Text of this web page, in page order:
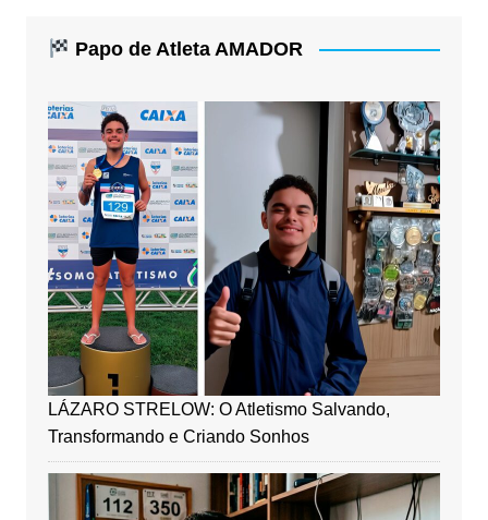
Papo de Atleta AMADOR
LÁZARO STRELOW: O Atletismo Salvando,
Transformando e Criando Sonhos